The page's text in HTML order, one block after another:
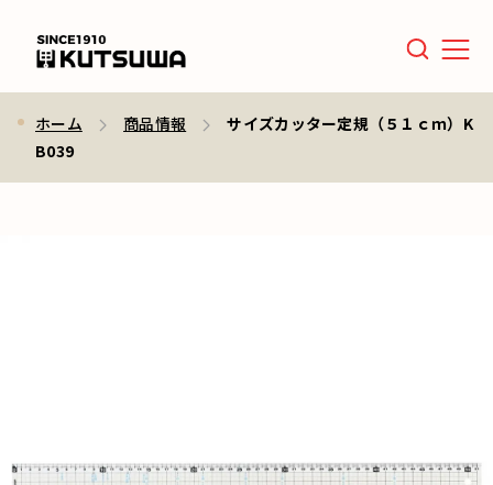
Menu
ホーム 商品情報
サイズカッター定規（５１ｃｍ）K
B039